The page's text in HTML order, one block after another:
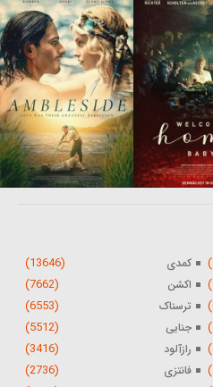
کمدی (13646)
اکشن (7662)
ترسناک (6553)
جنایی (5512)
رازآلود (3416)
فانتزی (2736)